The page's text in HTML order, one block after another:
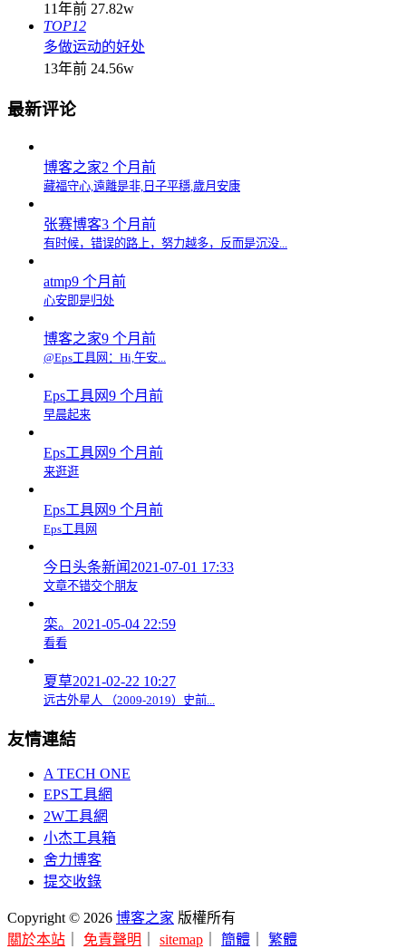
11年前 27.82w
TOP12
多做运动的好处
13年前 24.56w
最新评论
博客之家2 个月前
藏福守心,遠離是非,日子平穩,歲月安康
张赛博客3 个月前
有时候，错误的路上，努力越多，反而是沉没...
atmp9 个月前
心安即是归处
博客之家9 个月前
@Eps工具网：Hi,午安...
Eps工具网9 个月前
早晨起来
Eps工具网9 个月前
来逛逛
Eps工具网9 个月前
Eps工具网
今日头条新闻 2021-07-01 17:33
文章不错交个朋友
栾。 2021-05-04 22:59
看看
夏草2021-02-22 10:27
远古外星人 （2009-2019）史前...
友情連結
A TECH ONE
EPS工具網
2W工具網
小杰工具箱
舍力博客
提交收錄
Copyright © 2026 博客之家 版權所有
關於本站
免責聲明 sitemap 簡體 繁體